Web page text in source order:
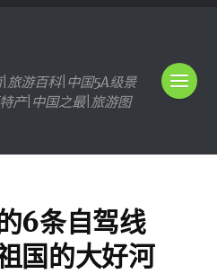
旅游百科|中国5A级景
产|中国之最|旅游图
6条自驾线
国的大好河